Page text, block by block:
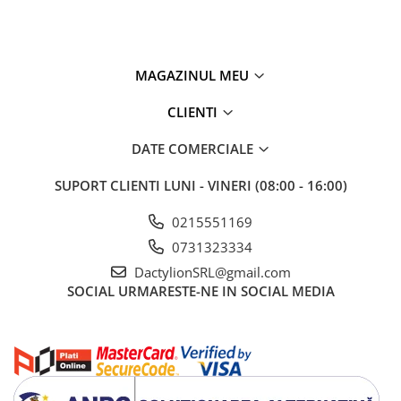
Fabricate din material plastic rezistent la utilizarea in exterior,
bordurile suporta expunerea la ploaie, raze UV, umiditate si
MAGAZINUL MEU
CLIENTI
DATE COMERCIALE
SUPORT CLIENTI LUNI - VINERI (08:00 - 16:00)
0215551169
0731323334
DactylionSRL@gmail.com
SOCIAL URMARESTE-NE IN SOCIAL MEDIA